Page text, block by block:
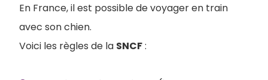
En France, il est possible de voyager en train
avec son chien.
Voici les règles de la SNCF: